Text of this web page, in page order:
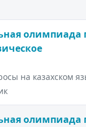
олимпиада
на казахском
олимпиада